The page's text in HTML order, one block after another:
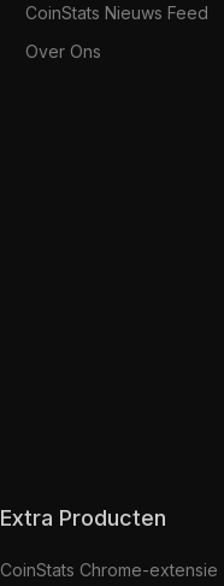
CoinStats Nieuws Feed
Over Ons
Extra Producten
CoinStats Chrome-extensie